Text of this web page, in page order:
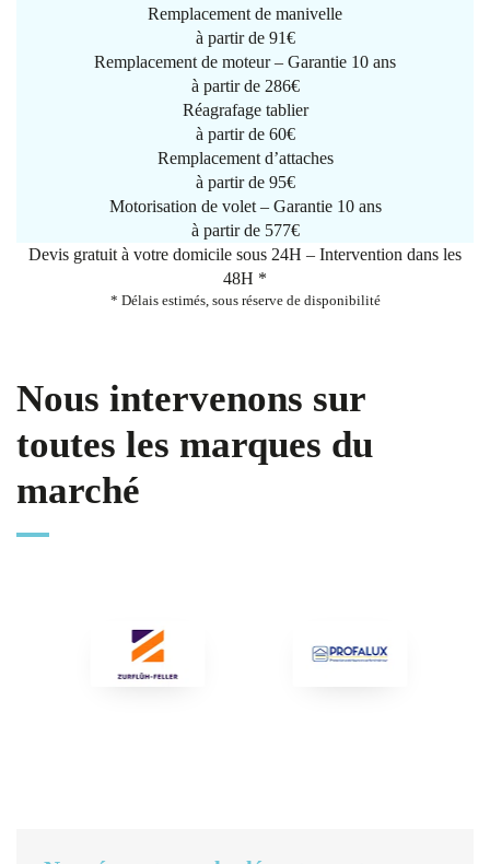
Remplacement de manivelle
à partir de 91€
Remplacement de moteur – Garantie 10 ans
à partir de 286€
Réagrafage tablier
à partir de 60€
Remplacement d’attaches
à partir de 95€
Motorisation de volet – Garantie 10 ans
à partir de 577€
Devis gratuit à votre domicile sous 24H – Intervention dans les
48H *
* Délais estimés, sous réserve de disponibilité
Nous intervenons sur
toutes les marques du
marché